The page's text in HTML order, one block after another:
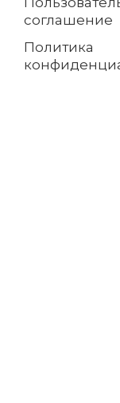
соглашение
Политика